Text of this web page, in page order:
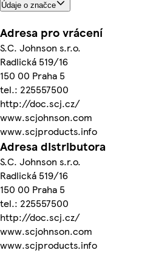
Údaje o značce
Adresa pro vrácení
S.C. Johnson s.r.o.
Radlická 519/16
150 00 Praha 5
tel.: 225557500
http://doc.scj.cz/
www.scjohnson.com
www.scjproducts.info
Adresa distributora
S.C. Johnson s.r.o.
Radlická 519/16
150 00 Praha 5
tel.: 225557500
http://doc.scj.cz/
www.scjohnson.com
www.scjproducts.info